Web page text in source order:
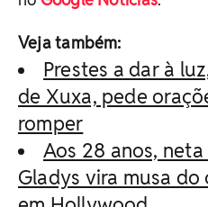
Veja também:
Prestes a dar à
de Xuxa, pede
romper
Aos 28 anos,
Gladys vira musa